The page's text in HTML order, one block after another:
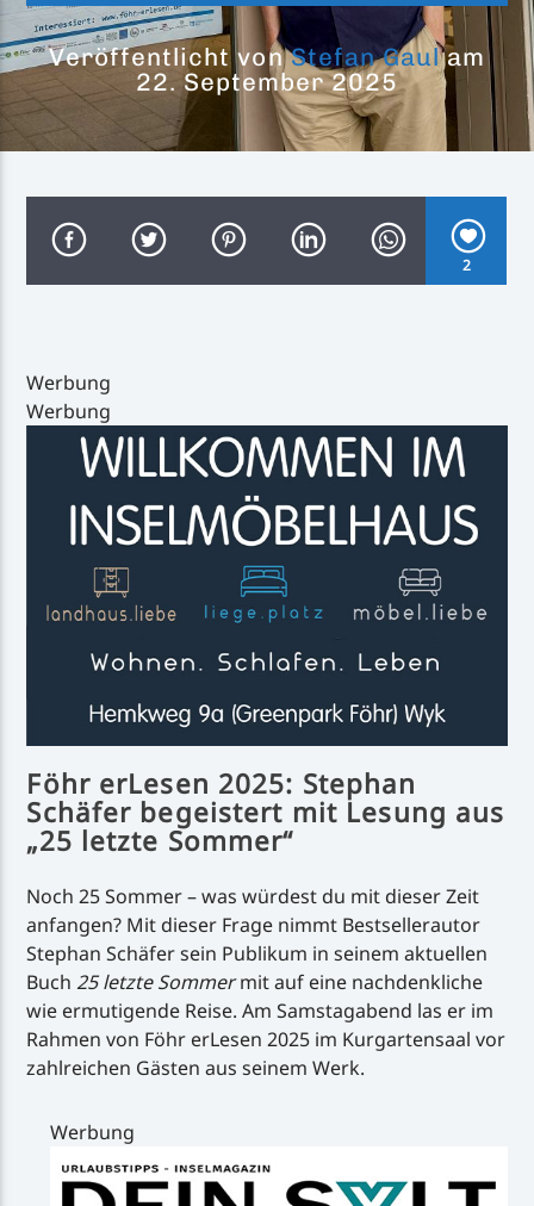
Veröffentlicht vonStefan Gaulam
22. September 2025
2
Werbung
Werbung
Föhr erLesen 2025: Stephan
Schäfer begeistert mit Lesung aus
„25 letzte Sommer“
Noch 25 Sommer – was würdest du mit dieser Zeit
anfangen? Mit dieser Frage nimmt Bestsellerautor
Stephan Schäfer sein Publikum in seinem aktuellen
Buch 25 letzte Sommermit auf eine nachdenkliche
wie ermutigende Reise. Am Samstagabend las er im
Rahmen von Föhr erLesen 2025 im Kurgartensaal vor
zahlreichen Gästen aus seinem Werk.
Werbung